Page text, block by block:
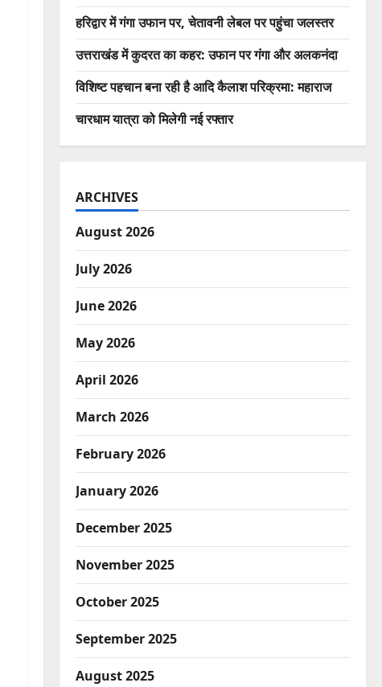
हरिद्वार में गंगा उफान पर, चेतावनी लेबल पर पहुंचा जलस्तर
उत्तराखंड में कुदरत का कहर: उफान पर गंगा और अलकनंदा
विशिष्ट पहचान बना रही है आदि कैलाश परिक्रमा: महाराज
चारधाम यात्रा को मिलेगी नई रफ्तार
ARCHIVES
August 2026
July 2026
June 2026
May 2026
April 2026
March 2026
February 2026
January 2026
December 2025
November 2025
October 2025
September 2025
August 2025